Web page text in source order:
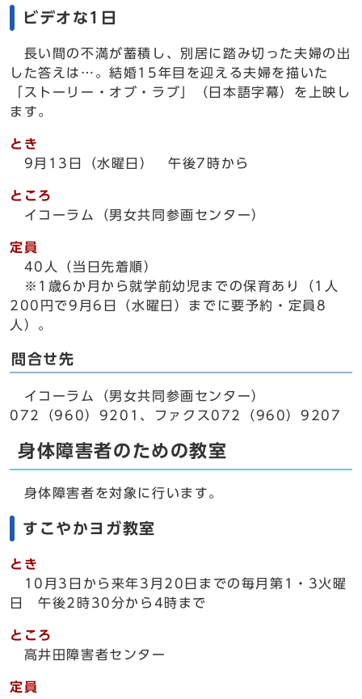
ビデオな1日
長い間の不満が蓄積し、別居に踏み切った夫婦の出
した答えは…。結婚15年目を迎える夫婦を描いた
「ストーリー・オブ・ラブ」（日本語字幕）を上映し
ます。
とき
9月13日（水曜日） 午後7時から
ところ
イコーラム（男女共同参画センター）
定員
40人（当日先着順）
※1歳6か月から就学前幼児までの保育あり（1人
200円で9月6日（水曜日）までに要予約・定員8
人）。
問合せ先
イコーラム（男女共同参画センター）
072（960）9201、ファクス072（960）9207
身体障害者のための教室
身体障害者を対象に行います。
すこやかヨガ教室
とき
10月3日から来年3月20日までの毎月第1・3火曜
日 午後2時30分から4時まで
ところ
高井田障害者センター
定員